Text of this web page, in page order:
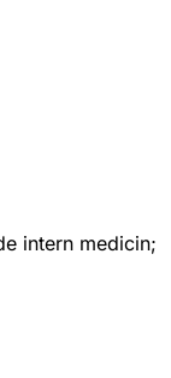
intern medicin;